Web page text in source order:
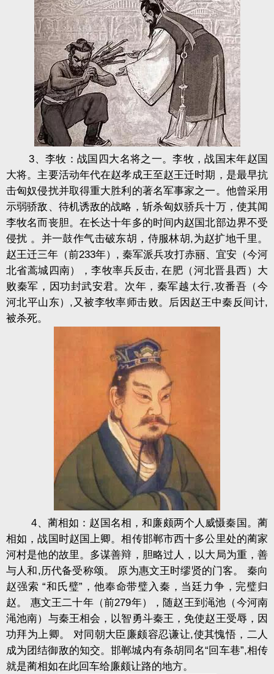
3、李牧：战国四大名将之一。李牧，战国末年赵国
大将。主要活动年代在赵孝成王至赵王迁时期，是最早抗
击匈奴侵扰并取得重大胜利的著名军事家之一。他曾采用
示弱骄敌、待机诱敌的战略，斩杀匈奴骄兵十万，使其闻
李牧名而丧胆。在长达十年多的时间内赵国北部边界不受
侵扰 。并一鼓作气击破东胡，侍服林胡,为赵扩地千里。
赵王迁三年（前233年）, 秦军派兵攻打赤丽、宜安（今河
北省蒿城四南），李牧率兵反击, 在肥（河北晋县西）大
败秦军，因功封武安君。次年，秦军越太行,攻番吾（今
河北平山东）,又被李牧率师击败。后因赵王中秦反间计,
被杀死。
4、蔺相如：赵国名相，和廉颇两个人威慑秦国。蔺
相如，战国时赵国上卿。相传邯郸市西十多公里处的蔺家
河村是他的故里。多谋善辩，胆略过人，以大局为重，善
与人和,历代备受称颂。 原为惠文王时缪贤的门客。 秦向
赵强索 “和氏璧”，他奉命带璧入秦，当廷力争，完璧归
赵。 惠文王二十年（前279年），随赵王到 渑池（今河南
渑池南）与秦王相会，以智勇斗秦王，免使赵王受辱，因
功拜为上卿。 对同朝大臣廉颇容忍谦让,使其愧悟，二人
成为团结御敌的知交。邯郸城内有条胡同名“回车巷”,相传
就是蔺相如在此回车给廉颇让路的地方。